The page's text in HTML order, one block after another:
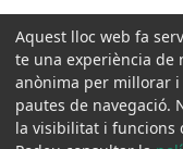
Aquest lloc web fa
te una experiència de
anònima per millorar i
pautes de navegació.
la visibilitat i funcions